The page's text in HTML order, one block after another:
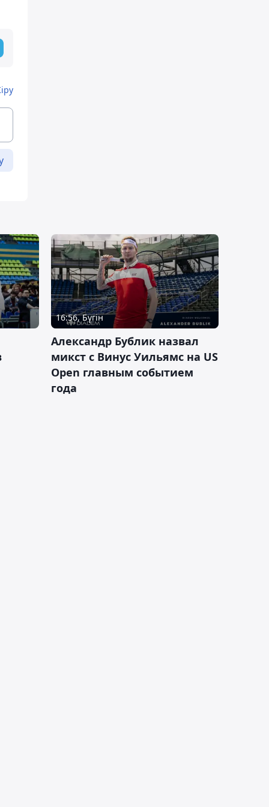
16:56, Бүгін
Александр Бублик назвал
микст с Винус Уильямс на US
Open главным событием
года